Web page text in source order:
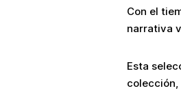
Con el
narrativa
Esta